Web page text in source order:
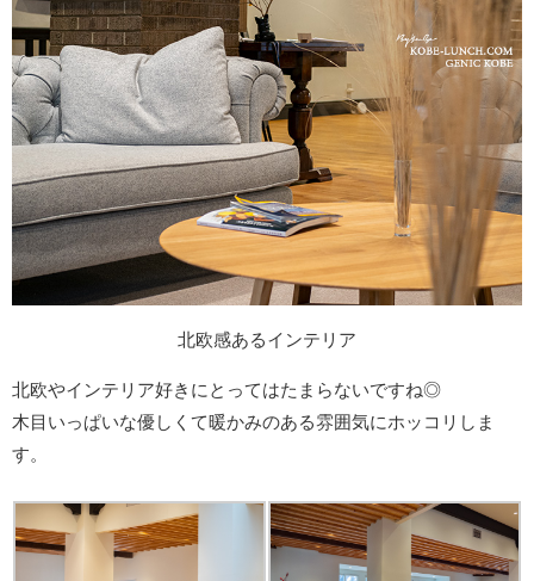
北欧感あるインテリア
北欧やインテリア好きにとってはたまらないですね◎
木目いっぱいな優しくて暖かみのある雰囲気にホッコリしま
す。